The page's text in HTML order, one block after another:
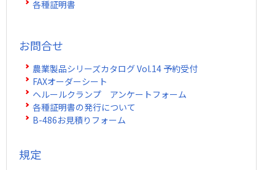
各種証明書
お問合せ
農業製品シリーズカタログ Vol.14 予約受付
FAXオーダーシート
ヘルールクランプ アンケートフォーム
各種証明書の発行について
B-486お見積りフォーム
規定